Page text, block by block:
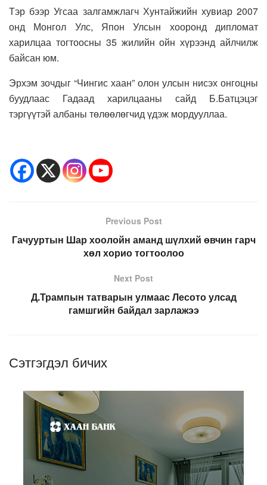
Тэр бээр Угсаа залгамжлагч Хунтайжийн хувиар 2007
онд Монгол Улс, Япон Улсын хооронд дипломат
харилцаа тогтоосны 35 жилийн ойн хүрээнд айлчилж
байсан юм.
Эрхэм зочдыг “Чингис хаан” олон улсын нисэх онгоцны
буудлаас Гадаад харилцааны сайд Б.Батцэцэг
тэргүүтэй албаны төлөөлөгчид үдэж мордууллаа.
Previous Post
Гачууртын Шар хоолойн аманд шүлхий өвчин гарч
хөл хорио тогтоолоо
Next Post
Д.Трампын татварын улмаас Лесото улсад
гамшгийн байдал зарлажээ
Сэтгэгдэл бичих